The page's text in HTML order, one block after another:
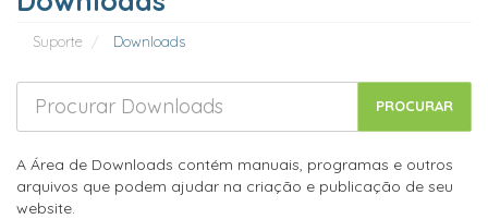
Suporte Downloads
A Área de Downloads contém manuais, programas e outros
arquivos que podem ajudar na criação e publicação de seu
website.